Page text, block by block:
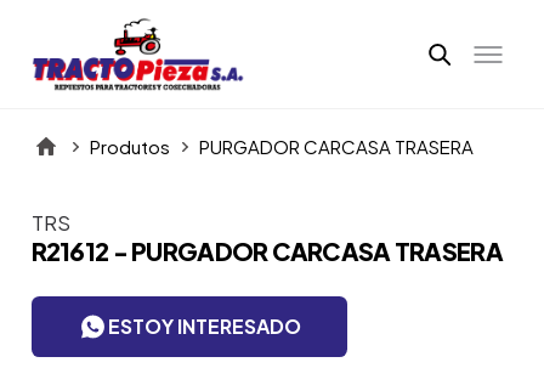
Produtos PURGADOR CARCASA TRASERA
TRS
R21612 - PURGADOR CARCASA TRASERA
ESTOY INTERESADO